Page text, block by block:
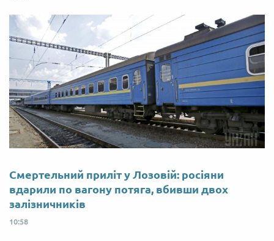
Смертельний приліт у Лозовій: росіяни
вдарили по вагону потяга, вбивши двох
залізничників
10:58